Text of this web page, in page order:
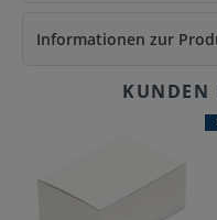
Informationen zur